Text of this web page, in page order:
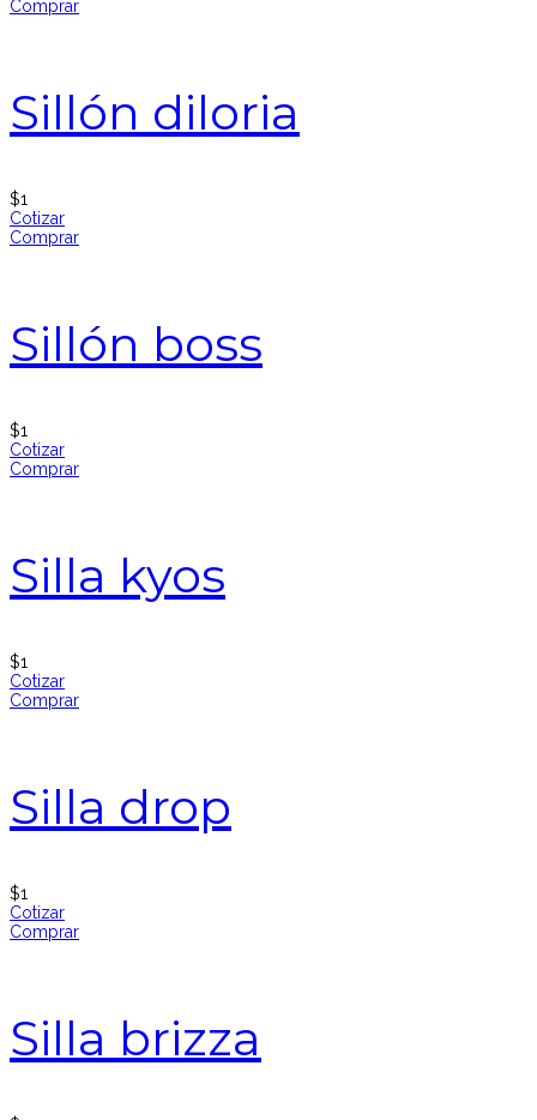
Comprar
Sillón diloria
$1
Cotizar
Comprar
Sillón boss
$1
Cotizar
Comprar
Silla kyos
$1
Cotizar
Comprar
Silla drop
$1
Cotizar
Comprar
Silla brizza